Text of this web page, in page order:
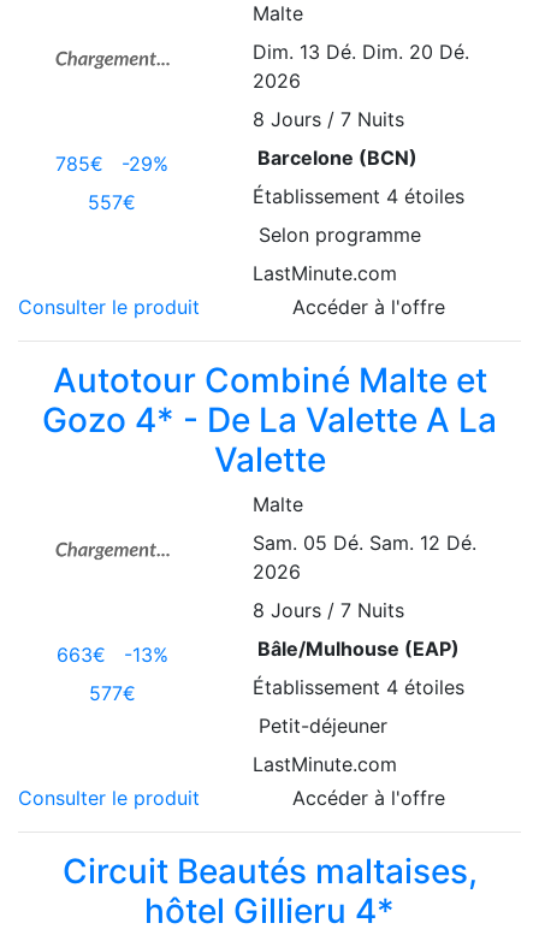
785€ -29%
557€
Malte
Dim. 13 Dé. Dim. 20 Dé.
2026
8 Jours / 7 Nuits
Barcelone (BCN)
Établissement 4 étoiles
Selon programme
LastMinute.com
Consulter le produit
Accéder à l'offre
Autotour Combiné Malte et
Gozo 4* - De La Valette A La
Valette
663€ -13%
577€
Malte
Sam. 05 Dé. Sam. 12 Dé.
2026
8 Jours / 7 Nuits
Bâle/Mulhouse (EAP)
Établissement 4 étoiles
Petit-déjeuner
LastMinute.com
Consulter le produit
Accéder à l'offre
Circuit Beautés maltaises,
hôtel Gillieru 4*